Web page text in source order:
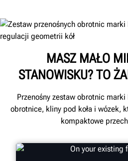
MASZ MAŁO
STANOWISKU? TO
Przenośny zestaw obrotnic
obrotnice, kliny pod koła i wózek,
kompaktowe